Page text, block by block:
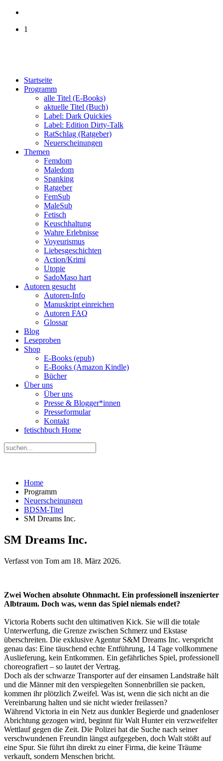
1
Startseite
Programm
alle Titel (E-Books)
aktuelle Titel (Buch)
Label: Dark Quickies
Label: Edition Dirty-Talk
RatSchlag (Ratgeber)
Neuerscheinungen
Themen
Femdom
Maledom
Spanking
Ratgeber
FemSub
MaleSub
Fetisch
Keuschhaltung
Wahre Erlebnisse
Voyeurismus
Liebesgeschichten
Action/Krimi
Utopie
SadoMaso hart
Autoren gesucht
Autoren-Info
Manuskript einreichen
Autoren FAQ
Glossar
Blog
Leseproben
Shop
E-Books (epub)
E-Books (Amazon Kindle)
Bücher
Über uns
Über uns
Presse & Blogger*innen
Presseformular
Kontakt
fetischbuch Home
Home
Programm
Neuerscheinungen
BDSM-Titel
SM Dreams Inc.
SM Dreams Inc.
Verfasst von Tom am 18. März 2026.
Zwei Wochen absolute Ohnmacht. Ein professionell inszenierter
Albtraum. Doch was, wenn das Spiel niemals endet?
Victoria Roberts sucht den ultimativen Kick. Sie will die totale
Unterwerfung, die Grenze zwischen Schmerz und Ekstase
überschreiten. Die exklusive Agentur S&M Dreams Inc. verspricht
genau das: Eine täuschend echte Entführung, 14 Tage vollkommene
Auslieferung, kein Entkommen. Ein gefährliches Spiel, professionell
choreografiert – so lautet der Vertrag.
Doch als der schwarze Transporter auf der einsamen Landstraße hält
und die Männer mit den verspiegelten Sonnenbrillen sie packen,
kommen ihr plötzlich Zweifel. Was ist, wenn die sich nicht an die
Vereinbarung halten und sie nicht wieder freilassen?
Während Victoria in ein Netz aus dunkler Begierde und gnadenloser
Abrichtung gezogen wird, beginnt für Walt Hunter ein verzweifelter
Wettlauf gegen die Zeit. Die Polizei hat die Suche nach seiner
verschwundenen Freundin längst aufgegeben, doch Walt stößt auf
eine Spur. Sie führt ihn direkt zu einer Firma, die keine Träume
verkauft, sondern Menschen bricht.